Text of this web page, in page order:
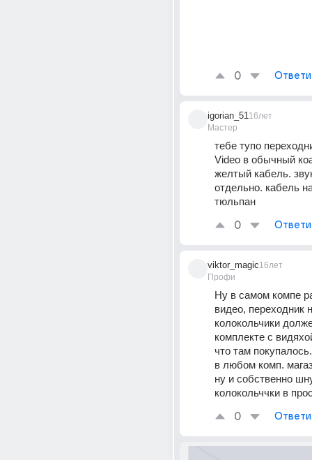
0
igorian_51
Мастер
16лет
тебе тупо
Video в обычный
желтый кабель.
отдельно. кабель
тюльпан
0
viktor_magic
Профи
16лет
Ну в самом компе
видео, переходник
колокольчики
комплекте с
что там
в любом комп.
ну и собственно
колокольччки в
0